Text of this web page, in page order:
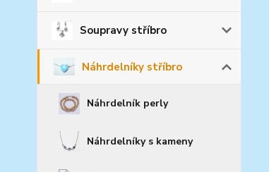
Soupravy stříbro
Náhrdelníky stříbro
Náhrdelník perly
Náhrdelníky s kameny